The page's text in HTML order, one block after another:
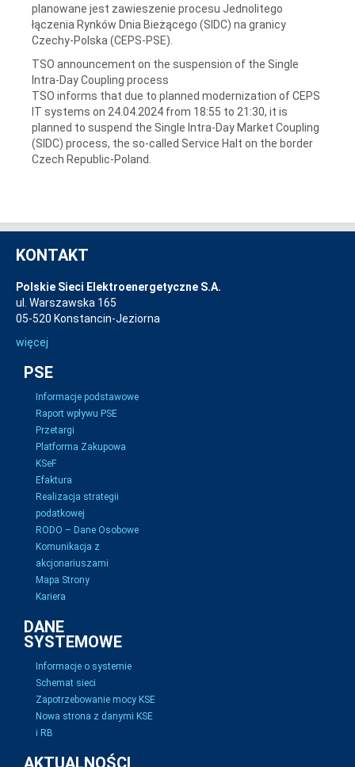
planowane jest zawieszenie procesu Jednolitego
łączenia Rynków Dnia Bieżącego (SIDC) na granicy
Czechy-Polska (CEPS-PSE).
TSO announcement on the suspension of the Single
Intra-Day Coupling process
TSO informs that due to planned modernization of CEPS
IT systems on 24.04.2024 from 18:55 to 21:30, it is
planned to suspend the Single Intra-Day Market Coupling
(SIDC) process, the so-called Service Halt on the border
Czech Republic-Poland.
KONTAKT
Polskie Sieci Elektroenergetyczne S.A.
ul. Warszawska 165
05-520 Konstancin-Jeziorna
więcej
PSE
Informacje podstawowe
Raport wpływu PSE
Przetargi
Platforma Zakupowa
KSeF
Efaktura
Realizacja strategii
podatkowej
RODO – Dane Osobowe
Komunikacja z
akcjonariuszami
Mapa Strony
Kariera
DANE
SYSTEMOWE
Informacje o systemie
Schemat sieci
Zapotrzebowanie mocy KSE
Nowa strona z danymi KSE
i RB
AKTUALNOŚCI